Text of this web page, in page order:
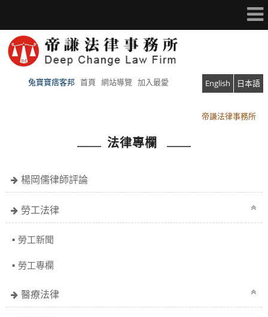
兔寶寶痞客邦 首頁 網站導覽 加入最愛 English
日本語
帝謙法律事務所
帝謙法律事務所
法律專欄
楊岡儒律師評論
勞工法律
勞工新聞
勞工專欄
醫療法律